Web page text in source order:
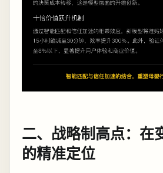
二、战略制高点：在
的精准定位